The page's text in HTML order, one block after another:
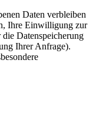
Daten verbleiben
Ihre Einwilligung zur
Datenspeicherung
Ihrer Anfrage).